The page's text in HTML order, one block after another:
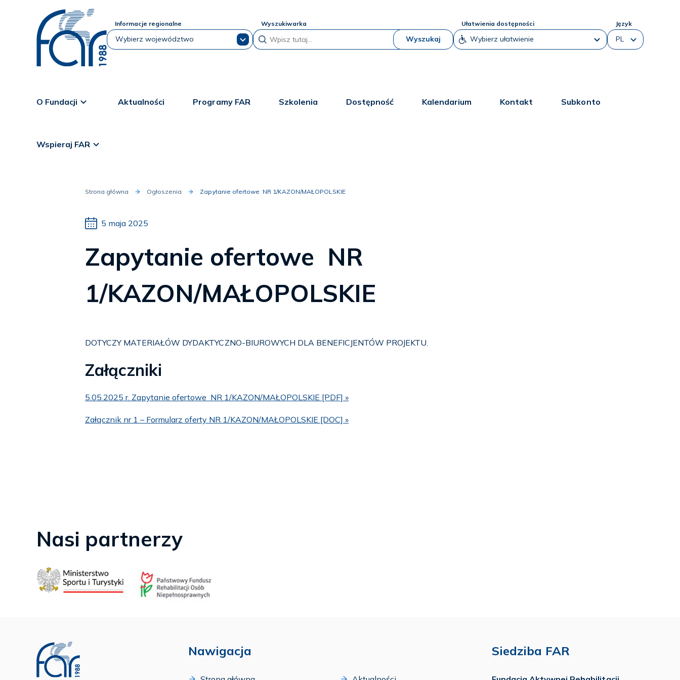
Informacje regionalne Wyszukiwarka
Wyszukaj
Ułatwienia dostępności Język
O Fundacji Aktualności Programy FAR Szkolenia Dostępność Kalendarium Kontakt Subkonto
Wspieraj FAR
Strona główna Ogłoszenia Zapytanie ofertowe NR 1/KAZON/MAŁOPOLSKIE
5 maja 2025
Zapytanie ofertowe NR
1/KAZON/MAŁOPOLSKIE
DOTYCZY MATERIAŁÓW DYDAKTYCZNO-BIUROWYCH DLA BENEFICJENTÓW PROJEKTU.
Załączniki
5.05.2025 r. Zapytanie ofertowe NR 1/KAZON/MAŁOPOLSKIE [PDF] »
Załącznik nr 1 – Formularz oferty NR 1/KAZON/MAŁOPOLSKIE [DOC] »
Nasi partnerzy
Nawigacja Siedziba FAR